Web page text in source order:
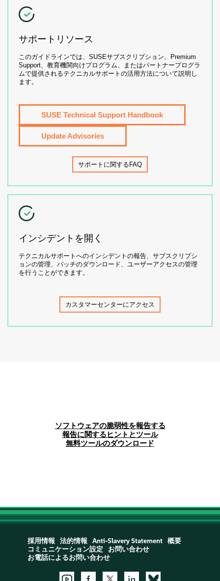
サポートリソース
このガイドラインでは、SUSEサブスクリプション、Premium
Support、教育機関向けプログラム、またはパートナープログラ
ムで提供されるテクニカルサポートの活用方法について説明し
ます。
SUSE Technical Support Handbook
Update Advisories
サポートに関するFAQ
インシデントを開く
テクニカルサポートへのインシデントの報告、サブスクリプシ
ョンの管理、パッチのダウンロード、ユーザーアクセスの管理
を行うことができます。
カスタマーセンターにアクセス
ソフトウェアの脆弱性を報告する
報告に関するヒントとツール
無料ツールのダウンロード
採用情報 法的情報 Anti-Slavery Statement
概要
コミュニケーション設定
お問い合わせ
お電話によるお問い合わせ